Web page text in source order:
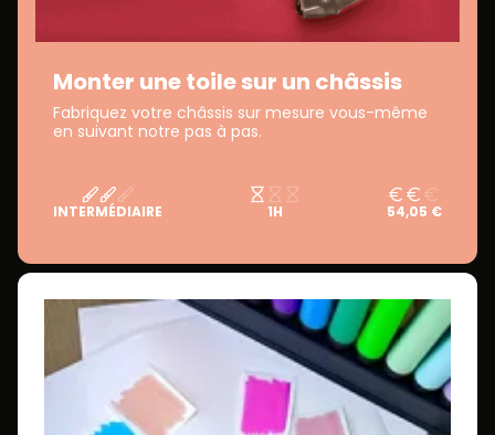
Monter une toile sur un châssis
Fabriquez votre châssis sur mesure vous-même
en suivant notre pas à pas.
INTERMÉDIAIRE 1H 54,05 €